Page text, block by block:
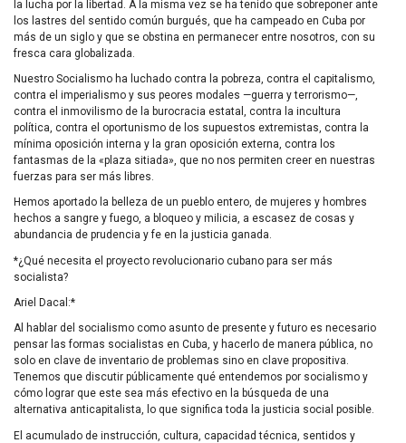
la lucha por la libertad. A la misma vez se ha tenido que sobreponer ante
los lastres del sentido común burgués, que ha campeado en Cuba por
más de un siglo y que se obstina en permanecer entre nosotros, con su
fresca cara globalizada.
Nuestro Socialismo ha luchado contra la pobreza, contra el capitalismo,
contra el imperialismo y sus peores modales —guerra y terrorismo—,
contra el inmovilismo de la burocracia estatal, contra la incultura
política, contra el oportunismo de los supuestos extremistas, contra la
mínima oposición interna y la gran oposición externa, contra los
fantasmas de la «plaza sitiada», que no nos permiten creer en nuestras
fuerzas para ser más libres.
Hemos aportado la belleza de un pueblo entero, de mujeres y hombres
hechos a sangre y fuego, a bloqueo y milicia, a escasez de cosas y
abundancia de prudencia y fe en la justicia ganada.
*¿Qué necesita el proyecto revolucionario cubano para ser más
socialista?
Ariel Dacal:*
Al hablar del socialismo como asunto de presente y futuro es necesario
pensar las formas socialistas en Cuba, y hacerlo de manera pública, no
solo en clave de inventario de problemas sino en clave propositiva.
Tenemos que discutir públicamente qué entendemos por socialismo y
cómo lograr que este sea más efectivo en la búsqueda de una
alternativa anticapitalista, lo que significa toda la justicia social posible.
El acumulado de instrucción, cultura, capacidad técnica, sentidos y